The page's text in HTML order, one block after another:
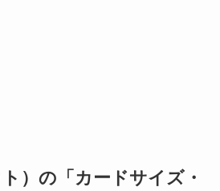
）の「カードサイズ・